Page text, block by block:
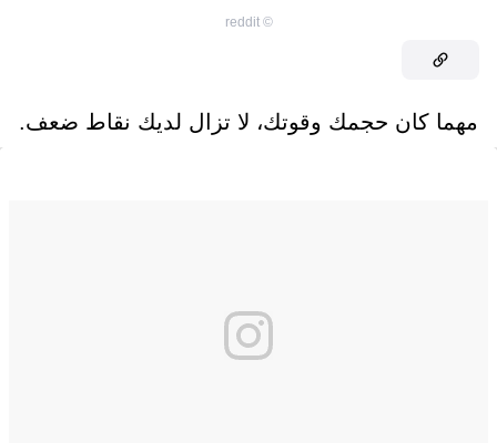
©
reddit
مهما كان حجمك وقوتك، لا تزال لديك نقاط ضعف.